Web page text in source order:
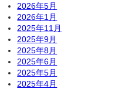
2026年5月
2026年1月
2025年11月
2025年9月
2025年8月
2025年6月
2025年5月
2025年4月